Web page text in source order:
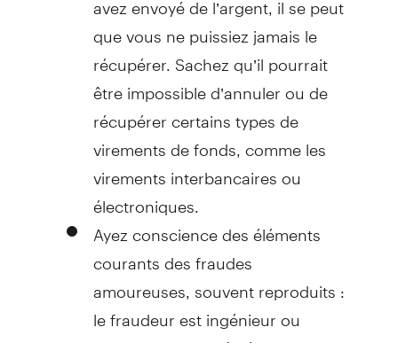
que vous ne puissiez jamais le
récupérer. Sachez qu’il pourrait
être impossible d’annuler ou de
récupérer certains types de
virements de fonds, comme les
virements interbancaires ou
électroniques.
Ayez conscience des éléments
courants des fraudes
amoureuses, souvent reproduits :
le fraudeur est ingénieur ou